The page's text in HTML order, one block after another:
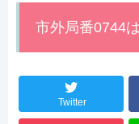
市外局番0744
Twitter